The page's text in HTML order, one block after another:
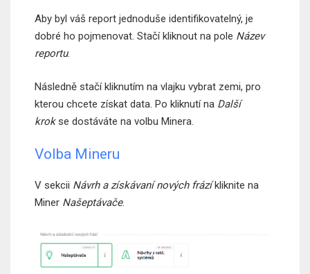
Aby byl váš report jednoduše identifikovatelný, je
dobré ho pojmenovat. Stačí kliknout na pole Název
reportu.
Následně stačí kliknutím na vlajku vybrat zemi, pro
kterou chcete získat data. Po kliknutí na Další
krokse dostáváte na volbu Minera.
Volba Mineru
V sekcii Návrh a získávaní nových frázíkliknite na
Miner Našeptávače.